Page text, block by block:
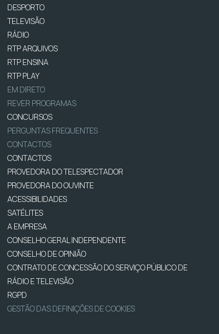
DESPORTO
TELEVISÃO
RÁDIO
RTP ARQUIVOS
RTP ENSINA
RTP PLAY
EM DIRETO
REVER PROGRAMAS
CONCURSOS
PERGUNTAS FREQUENTES
CONTACTOS
CONTACTOS
PROVEDORA DO TELESPECTADOR
PROVEDORA DO OUVINTE
ACESSIBILIDADES
SATÉLITES
A EMPRESA
CONSELHO GERAL INDEPENDENTE
CONSELHO DE OPINIÃO
CONTRATO DE CONCESSÃO DO SERVIÇO PÚBLICO DE
RÁDIO E TELEVISÃO
RGPD
GESTÃO DAS DEFINIÇÕES DE COOKIES